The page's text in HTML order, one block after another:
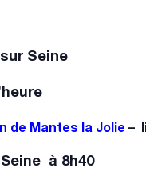
Seine
de Mantes la Jolie –
à 8h40